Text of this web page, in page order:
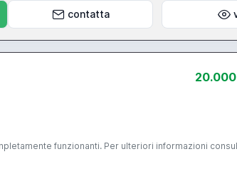
contatta
funzionanti. Per ulteriori informazioni